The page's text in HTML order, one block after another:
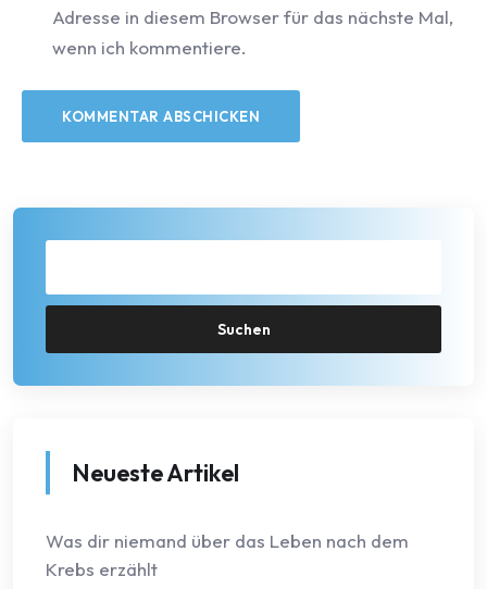
Adresse in diesem Browser für das nächste Mal,
wenn ich kommentiere.
Suchen
Neueste Artikel
Was dir niemand über das Leben nach dem
Krebs erzählt